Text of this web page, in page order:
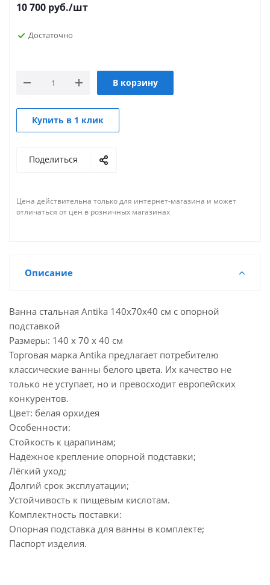
10 700 руб./шт
Достаточно
В корзину
Купить в 1 клик
Поделиться
Цена действительна только для интернет-магазина и может
отличаться от цен в розничных магазинах
Описание
Ванна стальная Antika 140х70х40 см с опорной
подставкой
Размеры: 140 х 70 х 40 см
Торговая марка Antika предлагает потребителю
классические ванны белого цвета. Их качество не
только не уступает, но и превосходит европейских
конкурентов.
Цвет: белая орхидея
Особенности:
Стойкость к царапинам;
Надёжное крепление опорной подставки;
Лёгкий уход;
Долгий срок эксплуатации;
Устойчивость к пищевым кислотам.
Комплектность поставки:
Опорная подставка для ванны в комплекте;
Паспорт изделия.